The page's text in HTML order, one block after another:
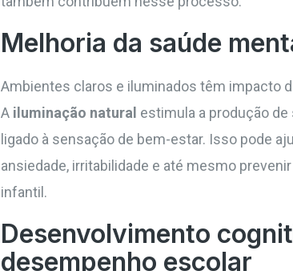
Melhoria da saúde
Ambientes claros e iluminados têm impacto
A iluminação natural estimula a produção
ligado à sensação de bem-estar. Isso pode
ansiedade, irritabilidade e até mesmo
infantil.
Desenvolvimento
desempenho escolar